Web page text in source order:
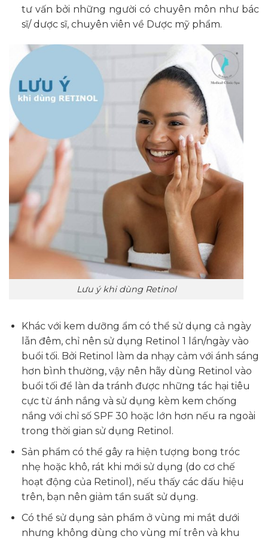
tư vấn bởi những người có chuyên môn như bác
sĩ/ dược sĩ, chuyên viên về Dược mỹ phẩm.
Lưu ý khi dùng Retinol
Khác với kem dưỡng ẩm có thể sử dụng cả ngày
lẫn đêm, chỉ nên sử dụng Retinol 1 lần/ngày vào
buổi tối. Bởi Retinol làm da nhạy cảm với ánh sáng
hơn bình thường, vậy nên hãy dùng Retinol vào
buổi tối để làn da tránh được những tác hại tiêu
cực từ ánh nắng và sử dụng kèm kem chống
nắng với chỉ số SPF 30 hoặc lớn hơn nếu ra ngoài
trong thời gian sử dụng Retinol.
Sản phẩm có thể gây ra hiện tượng bong tróc
nhẹ hoặc khô, rát khi mới sử dụng (do cơ chế
hoạt động của Retinol), nếu thấy các dấu hiệu
trên, bạn nên giảm tần suất sử dụng.
Có thể sử dụng sản phẩm ở vùng mi mắt dưới
nhưng không dùng cho vùng mí trên và khu